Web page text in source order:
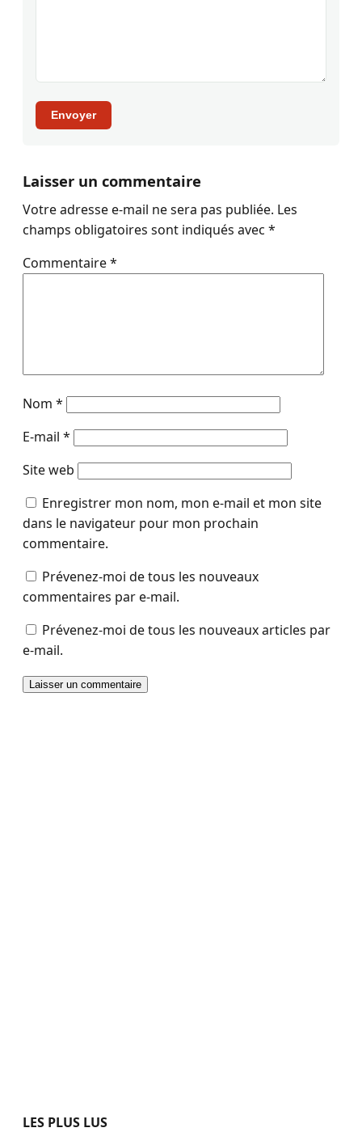
Envoyer
Laisser un commentaire
Votre adresse e-mail ne sera pas publiée. Les
champs obligatoires sont indiqués avec *
Commentaire*
Nom *
E-mail *
Site web
Enregistrer mon nom, mon e-mail et mon site
dans le navigateur pour mon prochain
commentaire.
Prévenez-moi de tous les nouveaux
commentaires par e-mail.
Prévenez-moi de tous les nouveaux articles par
e-mail.
LES PLUS LUS